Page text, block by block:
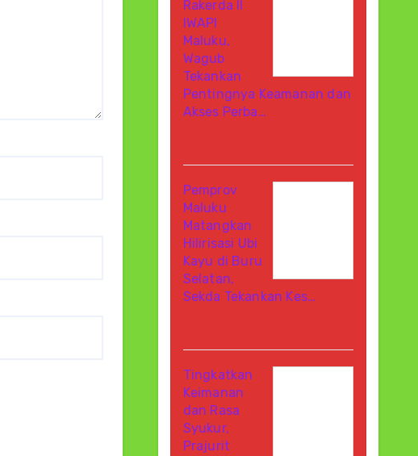
Rakerda II
IWAPI
Maluku,
Wagub
Tekankan
Pentingnya Keamanan dan
Akses Perba…
Pemprov
Maluku
Matangkan
Hilirisasi Ubi
Kayu di Buru
Selatan,
Sekda Tekankan Kes…
Tingkatkan
Keimanan
dan Rasa
Syukur,
Prajurit